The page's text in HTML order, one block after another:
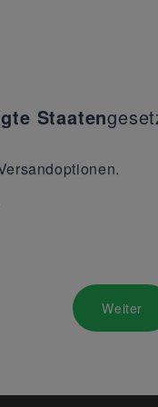
Staaten
Weiter